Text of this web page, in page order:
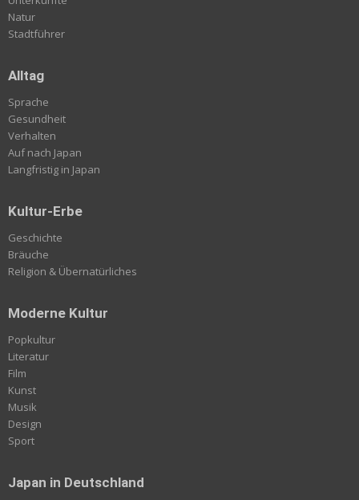
Natur
Stadtführer
Alltag
Sprache
Gesundheit
Verhalten
Auf nach Japan
Langfristig in Japan
Kultur-Erbe
Geschichte
Bräuche
Religion & Übernatürliches
Moderne Kultur
Popkultur
Literatur
Film
Kunst
Musik
Design
Sport
Japan in Deutschland